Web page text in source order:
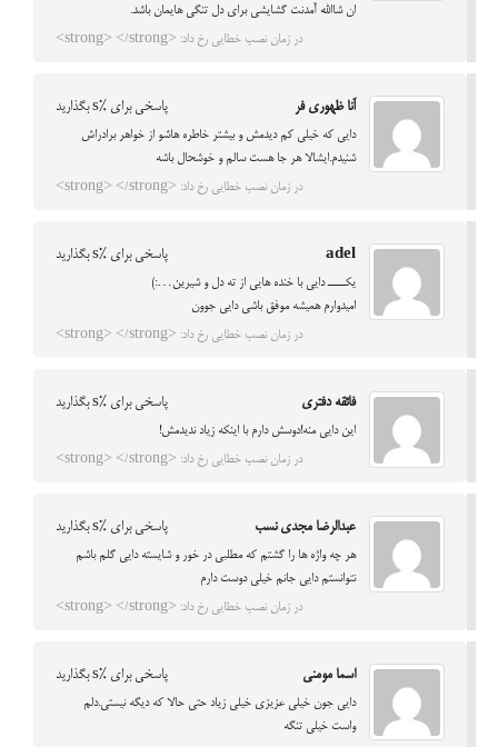
ان شاالله آمدنت گشایشی برای دل تنگی هایمان باشد.
در زمان نصب خطایی رخ داد: <strong> </strong>
آنا ظهوری فر پاسخی برای %s بگذارید
دایی که خیلی کم دیدمش و بیشتر خاطره هاشو از خواهر برادراش
شنیدم.ایشالا هر جا هست سالم و خوشحال باشه
در زمان نصب خطایی رخ داد: <strong> </strong>
adel پاسخی برای %s بگذارید
یکــــ دایی با خنده هایی از ته دل و شیرین…:)
امیدوارم همیشه موفق باشی دایی جوون
در زمان نصب خطایی رخ داد: <strong> </strong>
فائقه دفتری پاسخی برای %s بگذارید
این دایی منه!دوسش دارم با اینکه زیاد ندیدمش!
در زمان نصب خطایی رخ داد: <strong> </strong>
عبدالرضا مجدي نسب پاسخی برای %s بگذارید
هر چه واژه ها را گشتم كه مطلبي در خور و شايسته دايي گلم باشم
نتوانستم دايي جانم خيلي دوست دارم
در زمان نصب خطایی رخ داد: <strong> </strong>
اسما مومنی پاسخی برای %s بگذارید
دایی جون خیلی عزیزی خیلی زیاد حتی حالا که دیگه نیستی.دلم
واست خیلی تنگه